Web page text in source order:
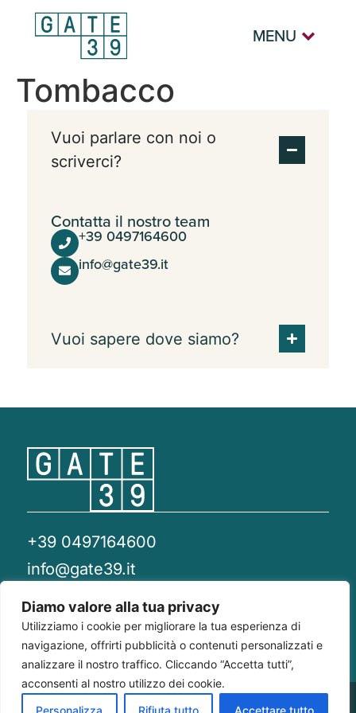
Diamo valore alla tua privacy
Utilizziamo i cookie per migliorare la tua esperienza di
navigazione, offrirti pubblicità o contenuti personalizzati e
analizzare il nostro traffico. Cliccando “Accetta tutti”,
acconsenti al nostro utilizzo dei cookie.
Personalizza
Rifiuta tutto Accettare tutto
MENU
Tombacco
Vuoi parlare con noi o
scriverci?
Contatta il nostro team
+39 0497164600
info@gate39.it
Vuoi sapere dove siamo?
+39 0497164600
info@gate39.it
gate39@pec.it
Privacy Policy Whistleblowing Compliance 231
Gate 39 Largo Francesco Richini, 2/A 20122 P.Iva/CF